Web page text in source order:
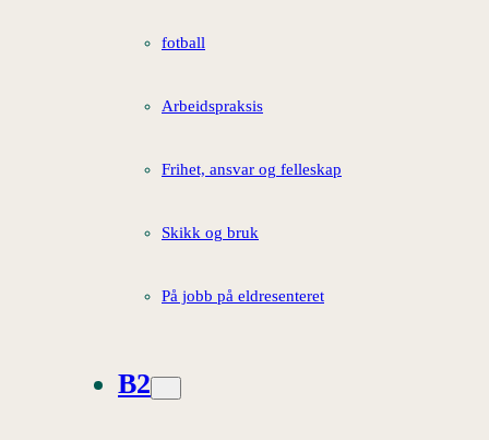
fotball
Arbeidspraksis
Frihet, ansvar og felleskap
Skikk og bruk
På jobb på eldresenteret
B2